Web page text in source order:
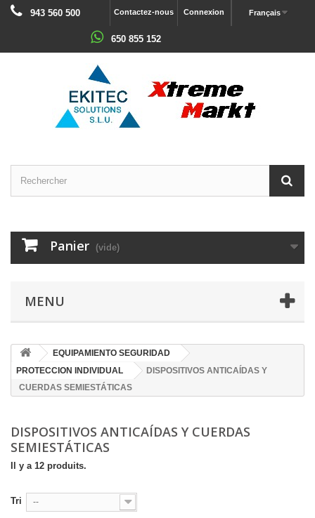
Français
Connexion
Contactez-nous
943 560 500
650 855 152
Panier (vide)
MENU
EQUIPAMIENTO SEGURIDAD
PROTECCION INDIVIDUAL
DISPOSITIVOS ANTICAÍDAS Y
CUERDAS SEMIESTÁTICAS
DISPOSITIVOS ANTICAÍDAS Y CUERDAS
SEMIESTÁTICAS
Il y a 12 produits.
Tri --